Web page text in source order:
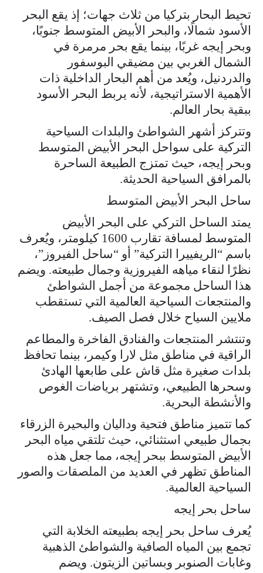
تحيط البحار بتركيا من ثلاث جهات؛ إذ يقع البحر
الأسود شمالًا، والبحر الأبيض المتوسط جنوبًا،
وبحر إيجه غربًا، بينما يقع بحر مرمرة في
الشمال الغربي بين مضيقي البوسفور
والدردنيل، ويُعد من أهم البحار الداخلية ذات
الأهمية الاستراتيجية، لأنه يربط البحر الأسود
ببقية بحار العالم.
وتتركز أشهر الشواطئ والبلدات السياحية
التركية على سواحل البحر الأبيض المتوسط
وبحر إيجه، حيث تمتزج الطبيعة الساحرة
بالمرافق السياحية الحديثة.
ساحل البحر الأبيض المتوسط
يمتد الساحل التركي على البحر الأبيض
المتوسط لمسافة تقارب 1600 كيلومتر، ويُعرف
باسم “الريفييرا التركية” أو “ساحل الفيروز”،
نظرًا لنقاء مياهه الفيروزية وجمال طبيعته. ويضم
هذا الساحل مجموعة من أجمل الشواطئ
والمنتجعات السياحية العالمية التي تستقطب
ملايين السياح خلال فصل الصيف.
وتنتشر المنتجعات والفنادق الفاخرة والمطاعم
الراقية في مناطق مثل لارا وكيمر، بينما تحافظ
بلدات صغيرة مثل قاش على طابعها الهادئ
وسحرها الطبيعي، وتشتهر برياضات الغوص
والأنشطة البحرية.
كما تتميز مناطق فتحية وداليان والبحيرة الزرقاء
بجمال طبيعي استثنائي، حيث تلتقي مياه البحر
الأبيض المتوسط ببحر إيجه، مما جعل هذه
المناطق تظهر في العديد من الملصقات والصور
السياحية العالمية.
ساحل بحر إيجه
يُعرف ساحل بحر إيجه بطبيعته الخلابة التي
تجمع بين المياه الصافية والشواطئ الذهبية
وغابات الصنوبر وبساتين الزيتون. ويضم